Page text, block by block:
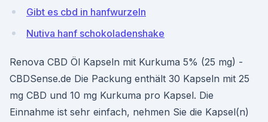
Gibt es cbd in hanfwurzeln
Nutiva hanf schokoladenshake
Renova CBD Öl Kapseln mit Kurkuma 5% (25 mg) -
CBDSense.de Die Packung enthält 30 Kapseln mit 25
mg CBD und 10 mg Kurkuma pro Kapsel. Die
Einnahme ist sehr einfach, nehmen Sie die Kapsel(n)